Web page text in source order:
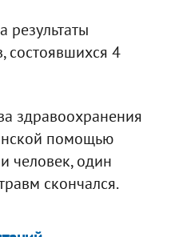
состоявшихся 4
здравоохранения
помощью
человек, один
скончался.